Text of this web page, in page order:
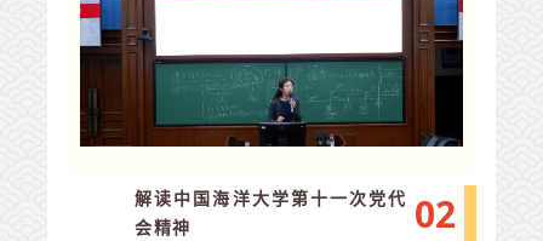
02
解读中国海洋大学第十一次党代
会精神